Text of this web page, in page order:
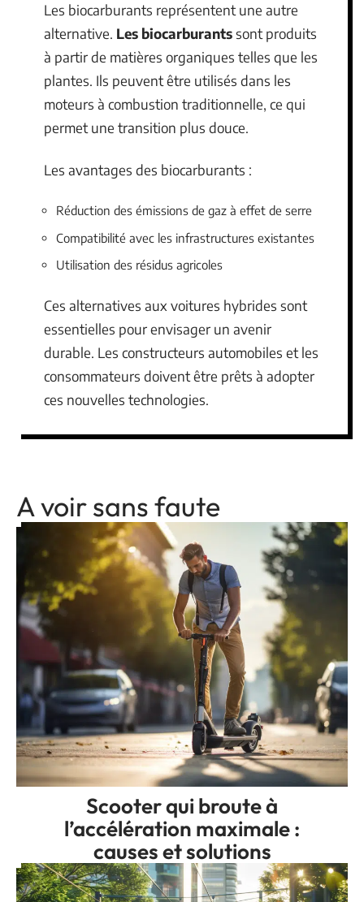
Les biocarburants représentent une autre
alternative. Les biocarburantssont produits
à partir de matières organiques telles que les
plantes. Ils peuvent être utilisés dans les
moteurs à combustion traditionnelle, ce qui
permet une transition plus douce.
Les avantages des biocarburants :
Réduction des émissions de gaz à effet de serre
Compatibilité avec les infrastructures existantes
Utilisation des résidus agricoles
Ces alternatives aux voitures hybrides sont
essentielles pour envisager un avenir
durable. Les constructeurs automobiles et les
consommateurs doivent être prêts à adopter
ces nouvelles technologies.
A voir sans faute
Scooter qui broute à
l’accélération maximale :
causes et solutions